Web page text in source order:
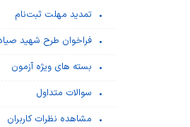
تمدید مهلت ثبت‌نام
فراخوان طرح شهید
بسته های ویژه آزمون
سوالات متداول
مشاهده نظرات کاربران